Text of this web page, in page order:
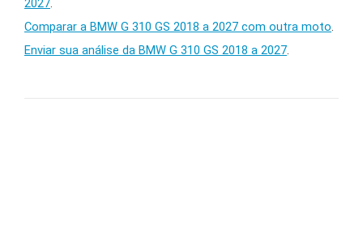
Comparar a BMW G 310 GS 2018 a 2027 com outra moto
Enviar sua análise da BMW G 310 GS 2018 a 2027